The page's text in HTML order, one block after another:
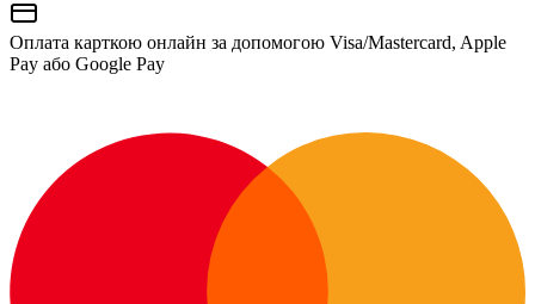
Оплата карткою онлайн за допомогою Visa/Mastercard, Apple
Pay або Google Pay